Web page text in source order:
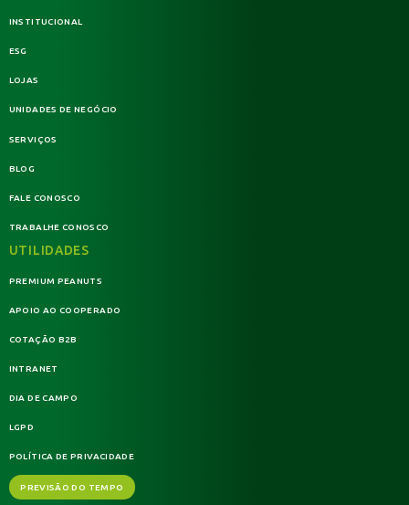
INSTITUCIONAL
ESG
LOJAS
UNIDADES DE NEGÓCIO
SERVIÇOS
BLOG
FALE CONOSCO
TRABALHE CONOSCO
UTILIDADES
PREMIUM PEANUTS
APOIO AO COOPERADO
COTAÇÃO B2B
INTRANET
DIA DE CAMPO
LGPD
POLÍTICA DE PRIVACIDADE
PREVISÃO DO TEMPO